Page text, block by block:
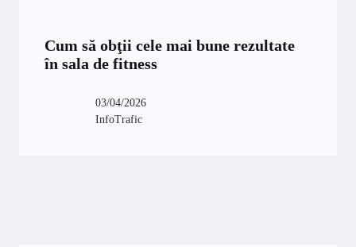
Cum să obţii cele mai bune rezultate
în sala de fitness
03/04/2026
InfoTrafic